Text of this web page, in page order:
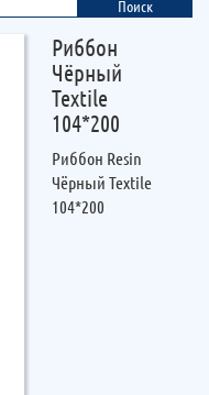
Риббон
Чёрный
Textile
104*200
Риббон Resin
Чёрный Textile
104*200